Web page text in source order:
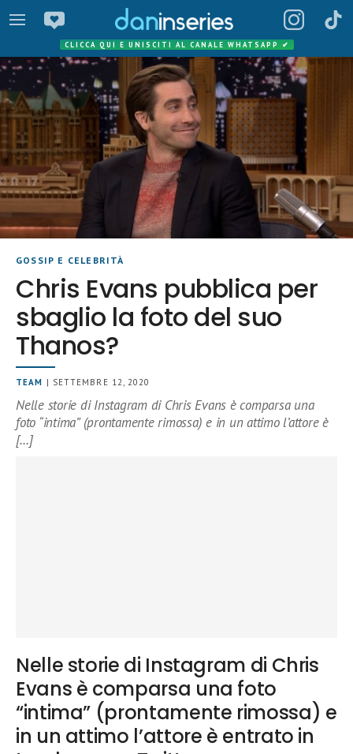
CLICCA QUI E UNISCITI AL CANALE WHATSAPP ✔
GOSSIP E CELEBRITÀ
Chris Evans pubblica per
sbaglio la foto del suo
Thanos?
TEAM | SETTEMBRE 12, 2020
Nelle storie di Instagram di Chris Evans è comparsa una
foto “intima” (prontamente rimossa) e in un attimo l’attore è
[…]
Nelle storie di Instagram di Chris
Evans è comparsa una foto
“intima” (prontamente rimossa) e
in un attimo l’attore è entrato in